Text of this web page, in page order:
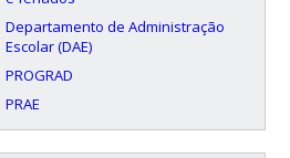
Departamento de Administração
Escolar (DAE)
PROGRAD
PRAE